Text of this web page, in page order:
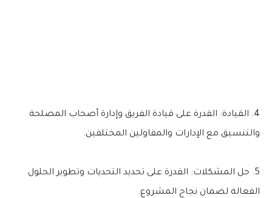
4. القيادة: القدرة على قيادة الفريق وإدارة أصحاب المصلحة
والتنسيق مع الإدارات والمقاولين المختلفين.
5. حل المشكلات: القدرة على تحديد التحديات وتطوير الحلول
الفعالة لضمان نجاح المشروع.